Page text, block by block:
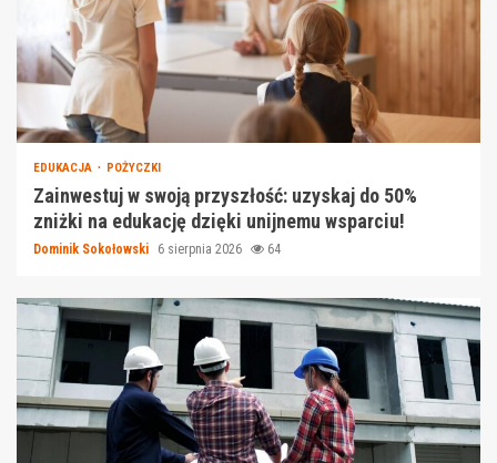
EDUKACJA POŻYCZKI
Zainwestuj w swoją przyszłość: uzyskaj do 50%
zniżki na edukację dzięki unijnemu wsparciu!
Dominik Sokołowski 6 sierpnia 2026 64